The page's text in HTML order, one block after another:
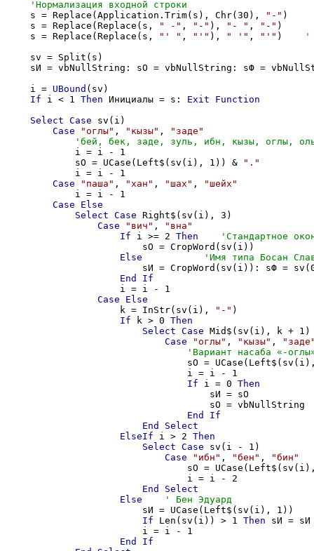
    s = Replace(Application.Trim(s), Chr(30),
"-" )
    s = Replace(Replace(s,
" -" , "-" ), "- " , "-" )
    s = Replace(Replace(s,
"' " , "'" ), " '" , "'" )
    sv = Split(s)
sИ = vbNullString: sО = vbNullString: sФ =
    i =
UBound (sv)
If i < 1 Then Инициалы = s: Exit
Function
Select Case sv(i)
Case
"оглы" , "кызы" ,
"заде"
            i = i - 1
            sО = UCase(Left$(sv(i), 1)) &
"."
            i = i - 1
Case
"паша" , "хан" , "шах" ,
"шейх"
            i = i - 1
Case
Else
Select Case Right$(sv(i), 3)
Case
"вич" ,
"вна"
If i >= 2 Then
                        sО = СropWord(sv(i))
Else
sИ = СropWord(sv(i)): sФ =
End
If
                    i = i - 1
Case
Else
                    k = InStr(sv(i),
"-" )
If k > 0 Then
Select Case Mid$(sv(i), k + 1)
Case
"оглы" , "кызы" ,
sО =
                                i = i - 1
If i = 0 Then
                                    sИ = sО
                                    sО = vbNullString
End
If
End
Select
ElseIf i > 2 Then
Select Case sv(i - 1)
Case
"ибн" , "бен" ,
"бин"
sО =
                                i = i - 2
End
Select
Else
                        sИ = UCase(Left$(sv(i), 1))
If Len(sv(i)) > 1 Then sИ =
                        i = i - 1
End
If